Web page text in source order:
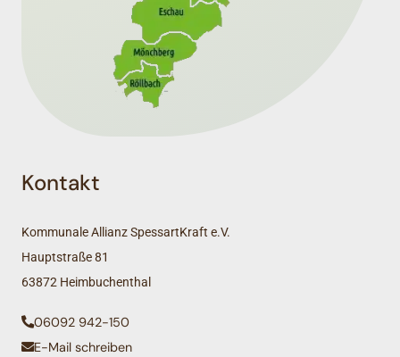
Kontakt
Kommunale Allianz SpessartKraft e.V.
Hauptstraße 81
63872 Heimbuchenthal
06092 942-150
E-Mail schreiben